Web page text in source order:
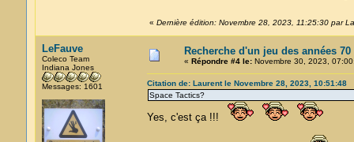
« Dernière édition: Novembre 28, 2023, 11:25:30 par
LeFauve
Coleco Team
Indiana Jones
Messages: 1601
Recherche d'un jeu des années 70
« Répondre #4 le:Novembre 30, 2023,
Citation de: Laurent le Novembre 28, 2023, 10:51:48
Space Tactics?
Yes, c'est ça !!!